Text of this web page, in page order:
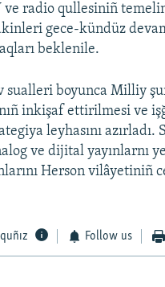
ve radio qullesiniñ
gece-kündüz
beklenile.
sualleri boyunca Milliy
inkişaf ettirilmesi ve
leyhasını azırladı.
ve dijital yayınlarnı
Herson vilâyetiniñ
Follow us